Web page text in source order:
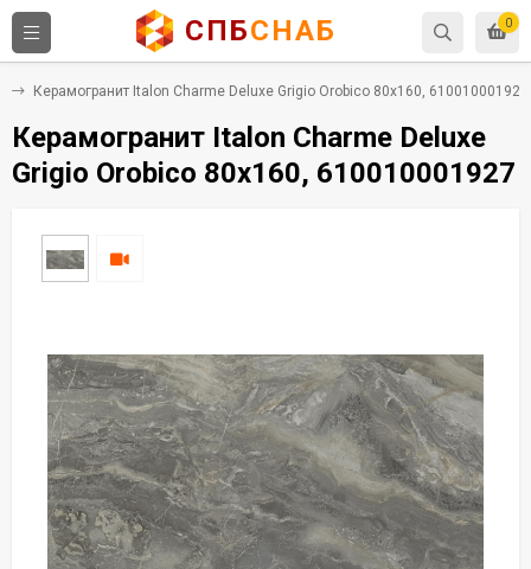
0
СПБСНАБ
Керамогранит Italon Charme Deluxe Grigio Orobico 80x160, 610010001927
Керамогранит Italon Charme Deluxe
Grigio Orobico 80x160, 610010001927